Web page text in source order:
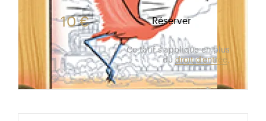
Gratuit pour les enfants de moins de 10 ans.Tarif
10 € Réserver
Ce tarif s'applique en plus
du droit d'entrée.